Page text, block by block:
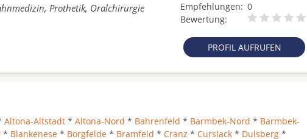
Prothetik, Oralchirurgie Empfehlungen: 0
Bewertung:
PROFIL AUFRUFEN
Altona-Altstadt * Altona-Nord * Bahrenfeld * Barmbek-Nord * Barmbek-
* Blankenese * Borgfelde * Bramfeld * Cranz * Curslack * Dulsberg *